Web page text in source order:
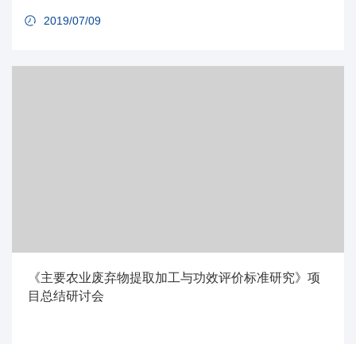
2019/07/09
《主要农业废弃物提取加工与功效评价标准研究》项
目总结研讨会